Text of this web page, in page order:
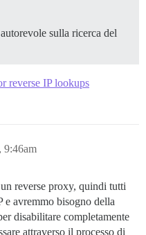
sulla ricerca del
IP lookups
9:46am
reverse proxy, quindi tutti
e avremmo bisogno della
disabilitare completamente
attraverso il processo di